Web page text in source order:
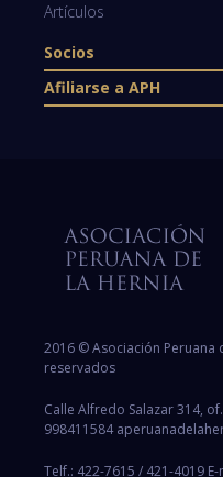
Artículos
Socios
Afiliarse a APH
2016 © Asociación
reservados
Calle Alfredo Salazar 314,
998411584
Telf.: 422-7615 / 421-4019 E-